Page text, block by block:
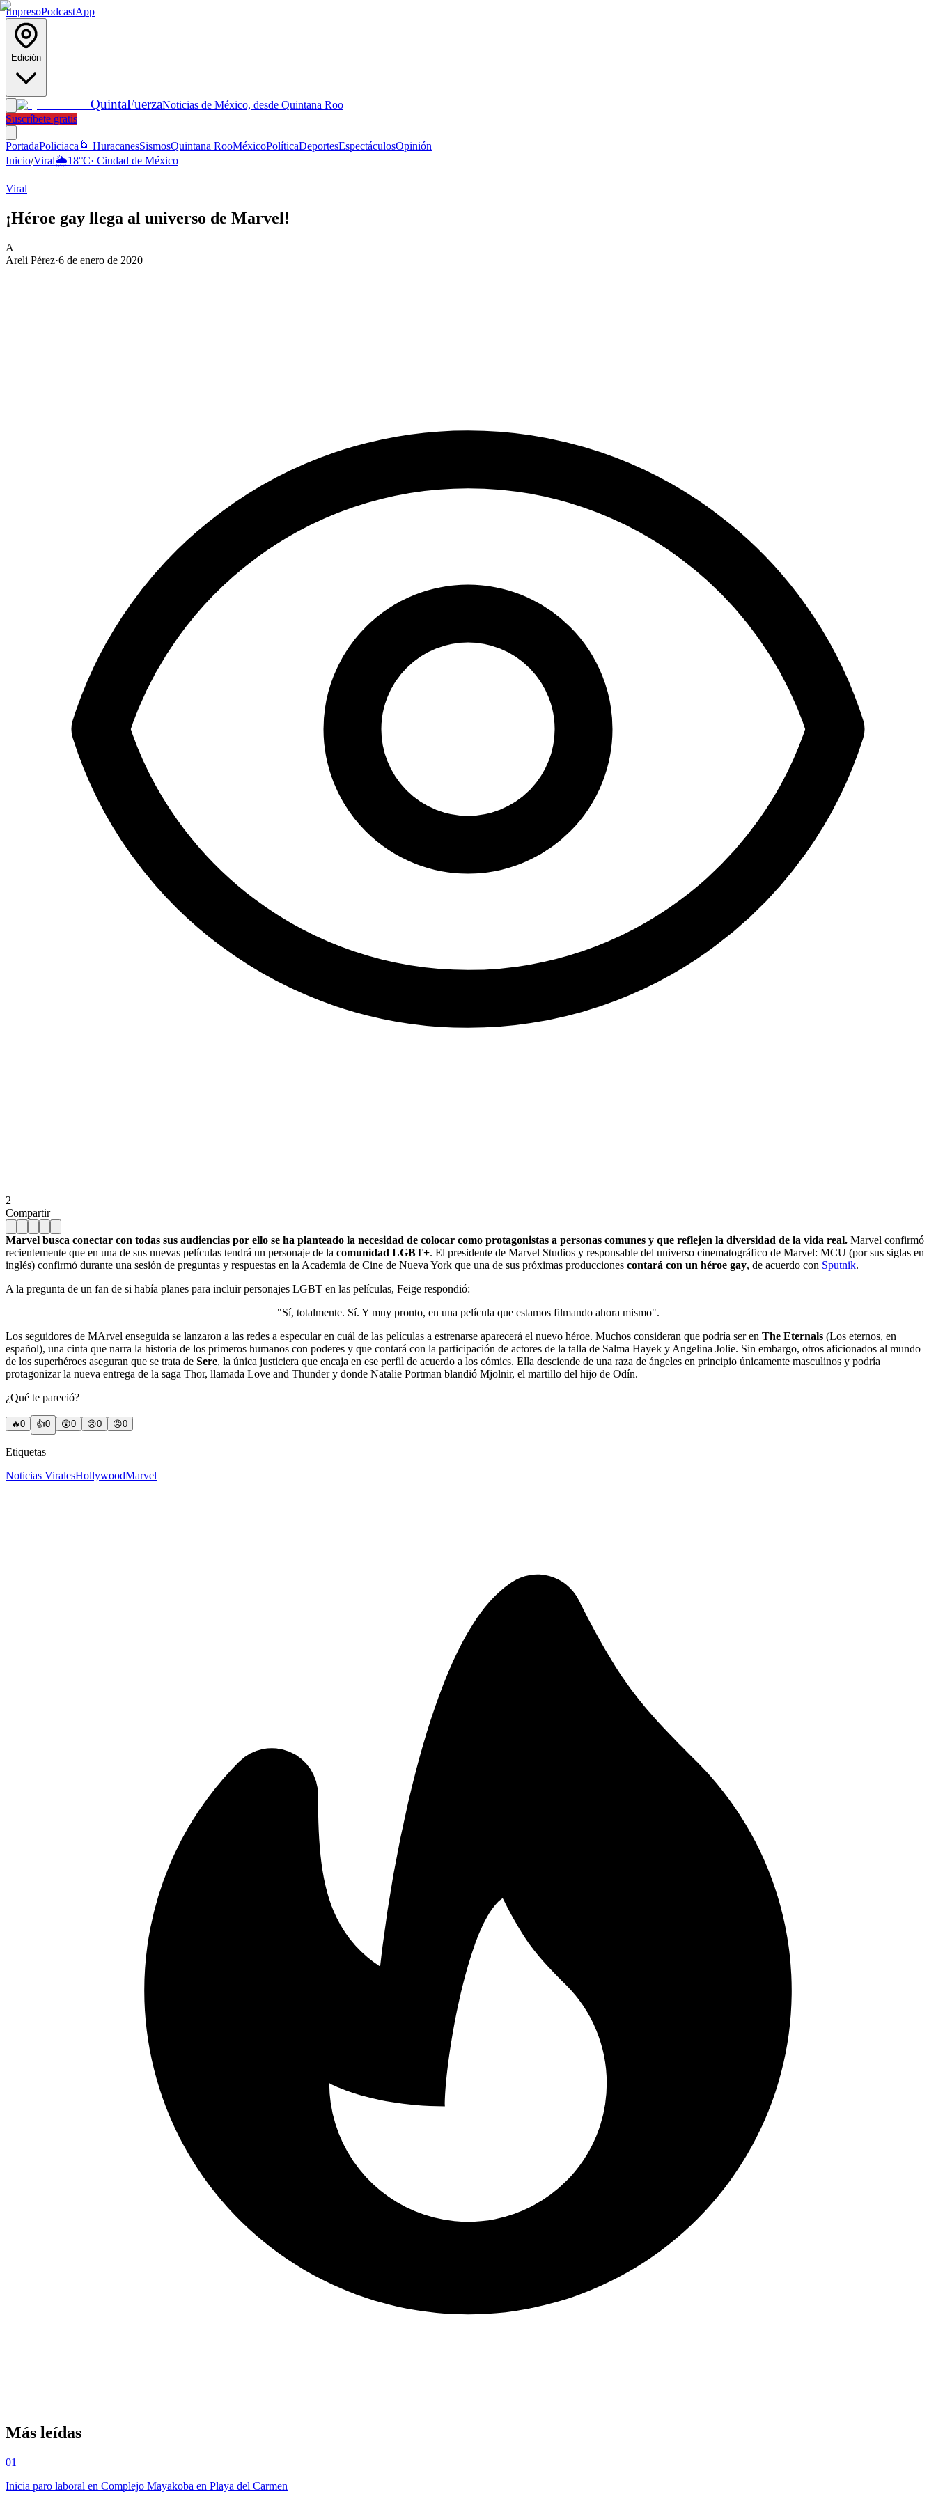
ImpresoPodcastApp
Edición
QuintaFuerzaNoticias de México, desde Quintana Roo
Suscríbete gratis
PortadaPoliciaca 🌀 HuracanesSismosQuintana RooMéxicoPolíticaDeportesEspectáculosOpinión
Inicio/Viral🌦️18°C· Ciudad de México
Viral
¡Héroe gay llega al universo de Marvel!
A
Areli Pérez·6 de enero de 2020
2
Compartir
Marvel busca conectar con todas sus audiencias por ello se ha planteado la necesidad de colocar como protagonistas a personas comunes y que reflejen la diversidad de la vida real. Marvel confirmó
recientemente que en una de sus nuevas películas tendrá un personaje de la comunidad LGBT+. El presidente de Marvel Studios y responsable del universo cinematográfico de Marvel: MCU (por sus siglas en
inglés) confirmó durante una sesión de preguntas y respuestas en la Academia de Cine de Nueva York que una de sus próximas producciones contará con un héroe gay, de acuerdo con Sputnik.
A la pregunta de un fan de si había planes para incluir personajes LGBT en las películas, Feige respondió:
"Sí, totalmente. Sí. Y muy pronto, en una película que estamos filmando ahora mismo".
Los seguidores de MArvel enseguida se lanzaron a las redes a especular en cuál de las películas a estrenarse aparecerá el nuevo héroe. Muchos consideran que podría ser en The Eternals (Los eternos, en
español), una cinta que narra la historia de los primeros humanos con poderes y que contará con la participación de actores de la talla de Salma Hayek y Angelina Jolie. Sin embargo, otros aficionados al mundo
de los superhéroes aseguran que se trata de Sere, la única justiciera que encaja en ese perfil de acuerdo a los cómics. Ella desciende de una raza de ángeles en principio únicamente masculinos y podría
protagonizar la nueva entrega de la saga Thor, llamada Love and Thunder y donde Natalie Portman blandió Mjolnir, el martillo del hijo de Odín.
¿Qué te pareció?
🔥0 👍0 😲0 😢0 😠0
Etiquetas
Noticias ViralesHollywoodMarvel
Más leídas
01
Inicia paro laboral en Complejo Mayakoba en Playa del Carmen